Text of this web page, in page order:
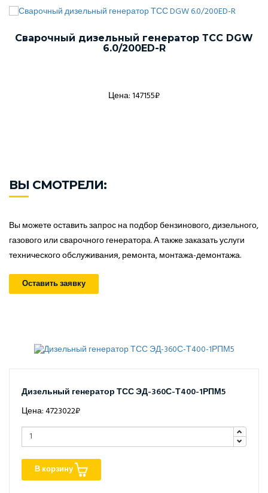
Сварочный дизельный генератор ТСС DGW
6.0/200ED-R
Цена: 147155₽
ВЫ СМОТРЕЛИ:
Вы можете оставить запрос на подбор бензинового, дизельного,
газового или сварочного генератора. А также заказать услуги
технического обслуживания, ремонта, монтажа-демонтажа.
Оставить заявку
Дизельный генератор ТСС ЭД-360С-Т400-1РПМ5
Цена: 4723022₽
В корзину